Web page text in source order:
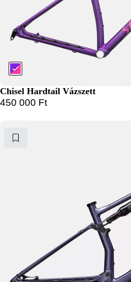
Chisel Hardtail Vázszett
450 000 Ft